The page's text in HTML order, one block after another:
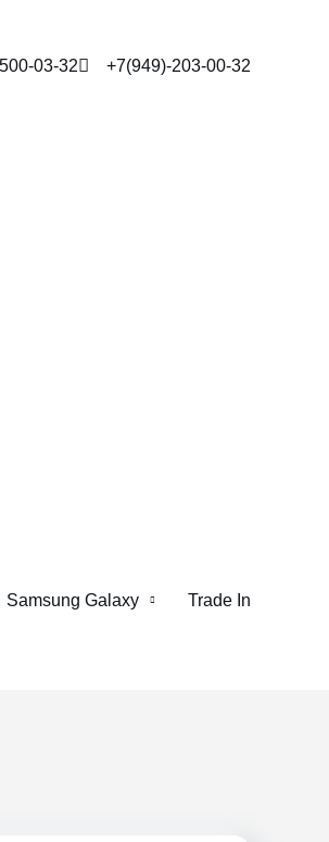
03-32
+7(949)-203-00-32
Samsung Galaxy Trade In